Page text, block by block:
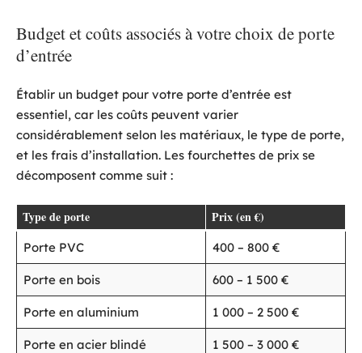
Budget et coûts associés à votre choix de porte
d’entrée
Établir un budget pour votre porte d’entrée est
essentiel, car les coûts peuvent varier
considérablement selon les matériaux, le type de porte,
et les frais d’installation. Les fourchettes de prix se
décomposent comme suit :
Type de porte Prix (en €)
Porte PVC 400 – 800 €
Porte en bois 600 – 1 500 €
Porte en aluminium 1 000 – 2 500 €
Porte en acier blindé 1 500 – 3 000 €